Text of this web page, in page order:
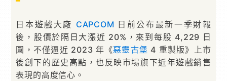
日本遊戲大廠 CAPCOM 日前公布最新一季財報
後，股價於隔日大漲近 20%，來到每股 4,229 日
圓，不僅逼近 2023 年《惡靈古堡 4 重製版》上市
後創下的歷史高點，也反映市場旗下近年遊戲銷售
表現的高度信心。